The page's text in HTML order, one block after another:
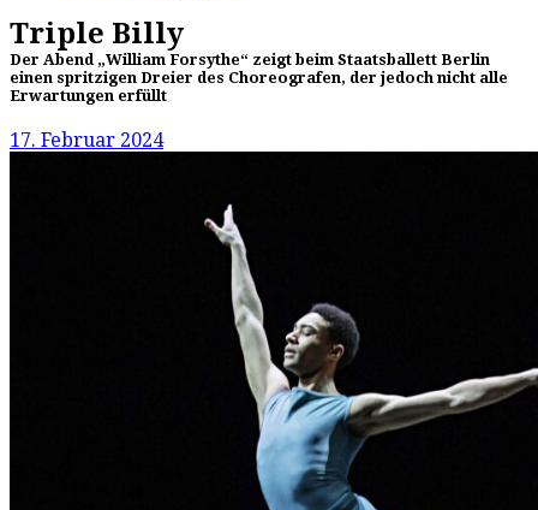
Triple Billy
Der Abend „William Forsythe“ zeigt beim Staatsballett Berlin
einen spritzigen Dreier des Choreografen, der jedoch nicht alle
Erwartungen erfüllt
17. Februar 2024